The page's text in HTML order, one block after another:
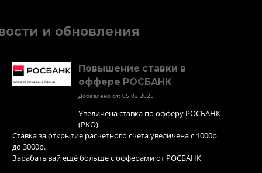
и обновления
Повышение ставки в
оффере РОСБАНК
Добавлено от: 05.02.2025
Увеличена ставка по офферу РОСБАНК
(РКО)
Ставка за открытие расчетного счета увеличена с 1000р
до 3000р.
Зарабатывай ещё больше с офферами от РОСБАНК